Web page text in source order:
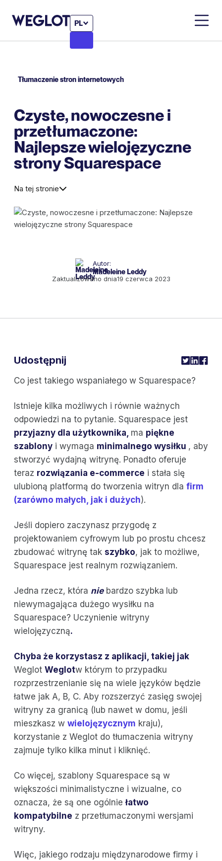
PL
Tłumaczenie stron internetowych
Czyste, nowoczesne i
przetłumaczone:
Najlepsze wielojęzyczne
strony Squarespace
Na tej stronie
Autor:
Madeleine Leddy
Zaktualizowano dnia19 czerwca 2023
Co jest takiego wspaniałego w Squarespace?
Istnieje kilka możliwych i równie ważnych
odpowiedzi na to pytanie. Squarespace jest
przyjazny dla użytkownika, ma piękne
szablony i wymaga minimalnego wysiłku , aby
stworzyć wydajną witrynę. Ponadto oferuje
teraz rozwiązania e-commerce i stała się
ulubioną platformą do tworzenia witryn dla firm
(zarówno małych, jak i dużych).
Jeśli dopiero zaczynasz przygodę z
projektowaniem cyfrowym lub po prostu chcesz
zbudować witrynę tak szybko, jak to możliwe,
Squarespace jest realnym rozwiązaniem.
Jedna rzecz, która nie bardzo szybka lub
niewymagająca dużego wysiłku na
Squarespace? Uczynienie witryny
wielojęzyczną.
Chyba że korzystasz z aplikacji, takiej jak
Weglot Weglotw którym to przypadku
rozprzestrzenianie się na wiele języków będzie
łatwe jak A, B, C. Aby rozszerzyć zasięg swojej
witryny za granicą (lub nawet w domu, jeśli
mieszkasz w wielojęzycznym kraju),
korzystanie z Weglot do tłumaczenia witryny
zajmuje tylko kilka minut i kliknięć.
Co więcej, szablony Squarespace są w
większości minimalistyczne i wizualne, co
oznacza, że są one ogólniełatwo
kompatybilne z przetłumaczonymi wersjami
witryny.
Więc, jakiego rodzaju międzynarodowe firmy i
Udostępnij